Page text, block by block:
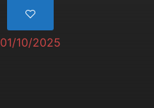
01/10/2025